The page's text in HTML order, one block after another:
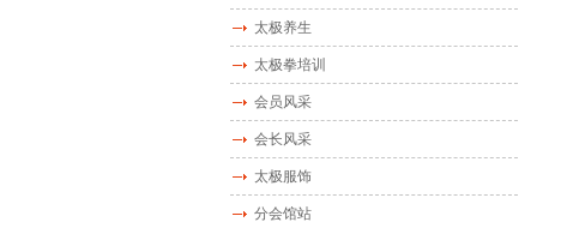
太极养生
太极拳培训
会员风采
会长风采
太极服饰
分会馆站